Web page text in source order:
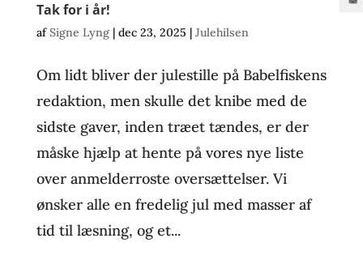
Tak for i år!
afSigne Lyng| dec 23, 2025 | Julehilsen
Om lidt bliver der julestille på Babelfiskens
redaktion, men skulle det knibe med de
sidste gaver, inden træet tændes, er der
måske hjælp at hente på vores nye liste
over anmelderroste oversættelser. Vi
ønsker alle en fredelig jul med masser af
tid til læsning, og et...